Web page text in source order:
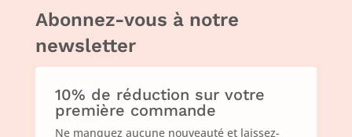
Abonnez-vous à notre
newsletter
10% de réduction sur votre
première commande
Ne manquez aucune nouveauté et laissez-